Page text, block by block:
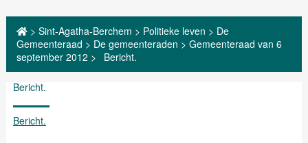
> Sint-Agatha-Berchem > Politieke leven > De
Gemeenteraad > De gemeenteraden > Gemeenteraad van 6
september 2012 > Bericht.
Bericht.
Bericht.